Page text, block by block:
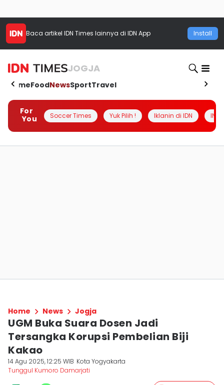
Baca artikel IDN Times lainnya di IDN App Install
JOGJA
HomeFoodNewsSportTravel
For
You
Soccer Times Yuk Pilih ! Iklanin di IDN
Home News Jogja
UGM Buka Suara Dosen Jadi
Tersangka Korupsi Pembelian Biji
Kakao
14 Agu 2025, 12:25 WIB Kota Yogyakarta
Tunggul Kumoro Damarjati